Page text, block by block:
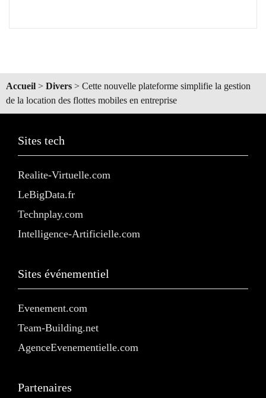
Accueil > Divers > Cette nouvelle plateforme simplifie la gestion
de la location des flottes mobiles en entreprise
Sites tech
Realite-Virtuelle.com
LeBigData.fr
Technplay.com
Intelligence-Artificielle.com
Sites événementiel
Evenement.com
Team-Building.net
AgenceEvenementielle.com
Partenaires